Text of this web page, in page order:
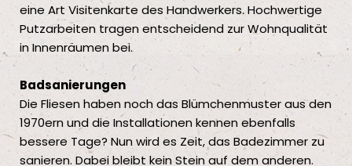
eine Art Visitenkarte des Handwerkers. Hochwertige
Putzarbeiten tragen entscheidend zur Wohnqualität
in Innenräumen bei.
Badsanierungen
Die Fliesen haben noch das Blümchenmuster aus den
1970ern und die Installationen kennen ebenfalls
bessere Tage? Nun wird es Zeit, das Badezimmer zu
sanieren. Dabei bleibt kein Stein auf dem anderen.